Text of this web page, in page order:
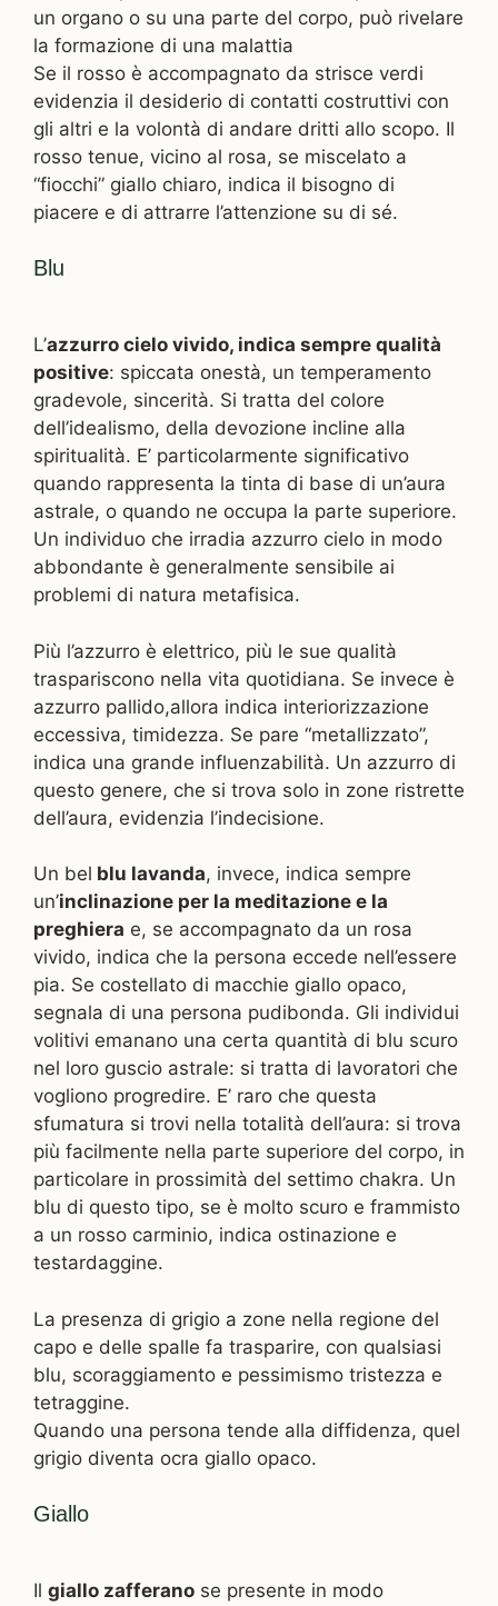
un organo o su una parte del corpo, può rivelare
la formazione di una malattia
Se il rosso è accompagnato da strisce verdi
evidenzia il desiderio di contatti costruttivi con
gli altri e la volontà di andare dritti allo scopo. Il
rosso tenue, vicino al rosa, se miscelato a
“fiocchi” giallo chiaro, indica il bisogno di
piacere e di attrarre l’attenzione su di sé.
Blu
L’azzurro cielo vivido, indica sempre qualità
positive: spiccata onestà, un temperamento
gradevole, sincerità. Si tratta del colore
dell’idealismo, della devozione incline alla
spiritualità. E’ particolarmente significativo
quando rappresenta la tinta di base di un’aura
astrale, o quando ne occupa la parte superiore.
Un individuo che irradia azzurro cielo in modo
abbondante è generalmente sensibile ai
problemi di natura metafisica.
Più l’azzurro è elettrico, più le sue qualità
traspariscono nella vita quotidiana. Se invece è
azzurro pallido,allora indica interiorizzazione
eccessiva, timidezza. Se pare “metallizzato”,
indica una grande influenzabilità. Un azzurro di
questo genere, che si trova solo in zone ristrette
dell’aura, evidenzia l’indecisione.
Un bel blu lavanda, invece, indica sempre
un’inclinazione per la meditazione e la
preghiera e, se accompagnato da un rosa
vivido, indica che la persona eccede nell’essere
pia. Se costellato di macchie giallo opaco,
segnala di una persona pudibonda. Gli individui
volitivi emanano una certa quantità di blu scuro
nel loro guscio astrale: si tratta di lavoratori che
vogliono progredire. E’ raro che questa
sfumatura si trovi nella totalità dell’aura: si trova
più facilmente nella parte superiore del corpo, in
particolare in prossimità del settimo chakra. Un
blu di questo tipo, se è molto scuro e frammisto
a un rosso carminio, indica ostinazione e
testardaggine.
La presenza di grigio a zone nella regione del
capo e delle spalle fa trasparire, con qualsiasi
blu, scoraggiamento e pessimismo tristezza e
tetraggine.
Quando una persona tende alla diffidenza, quel
grigio diventa ocra giallo opaco.
Giallo
Il giallo zafferano se presente in modo